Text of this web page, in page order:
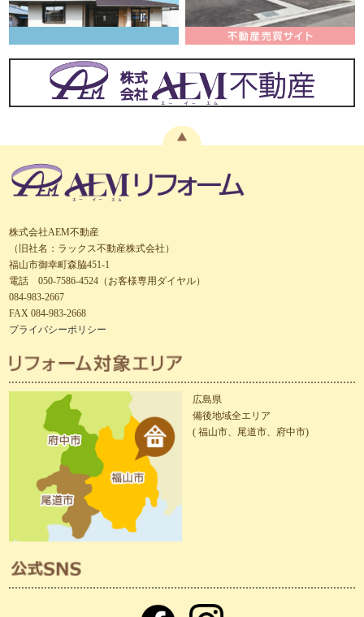
株式会社AEM不動産
（旧社名：ラックス不動産株式会社）
福山市御幸町森脇451-1
電話 050-7586-4524（お客様専用ダイヤル）
084-983-2667
FAX 084-983-2668
プライバシーポリシー
広島県
備後地域全エリア
( 福山市、尾道市、府中市)